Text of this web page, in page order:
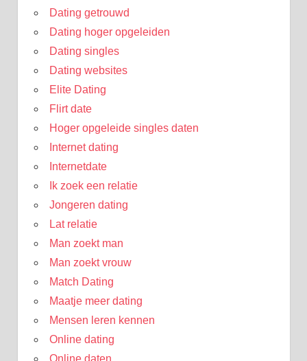
Dating getrouwd
Dating hoger opgeleiden
Dating singles
Dating websites
Elite Dating
Flirt date
Hoger opgeleide singles daten
Internet dating
Internetdate
Ik zoek een relatie
Jongeren dating
Lat relatie
Man zoekt man
Man zoekt vrouw
Match Dating
Maatje meer dating
Mensen leren kennen
Online dating
Online daten